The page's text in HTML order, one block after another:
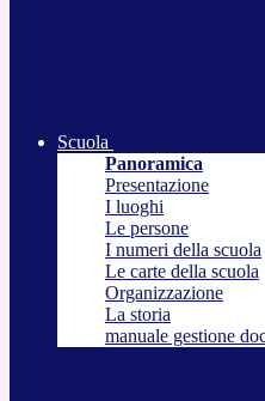
Scuola
Panoramica
Presentazione
I luoghi
Le persone
I numeri della scuola
Le carte della scuola
Organizzazione
La storia
manuale gestione